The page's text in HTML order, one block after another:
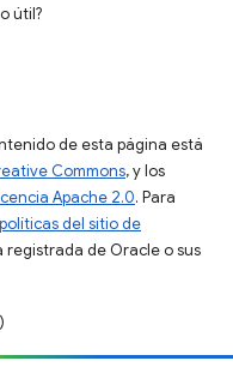
útil?
de esta página está
Commons, y los
Apache 2.0. Para
políticas del sitio de
registrada de Oracle o sus